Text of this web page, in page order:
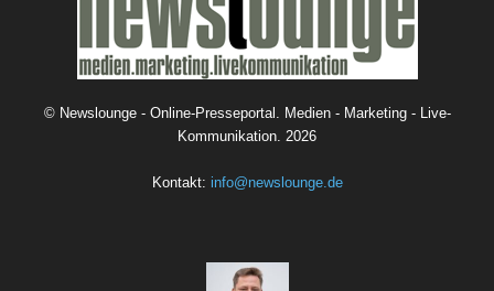
© Newslounge - Online-Presseportal. Medien - Marketing - Live-
Kommunikation. 2026
Kontakt: info@newslounge.de